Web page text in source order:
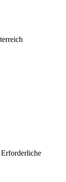
Erforderliche